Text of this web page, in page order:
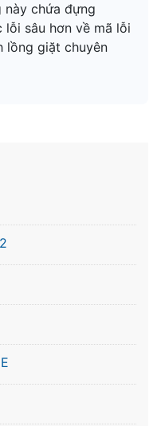
này chứa đựng
lỗi sâu hơn về mã lỗi
lồng giặt chuyên